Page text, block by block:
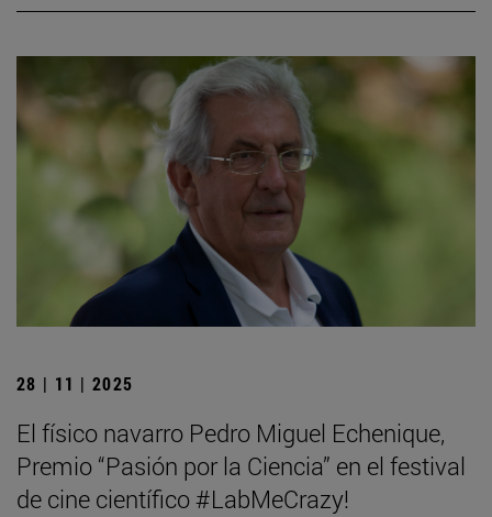
28 | 11 | 2025
El físico navarro Pedro Miguel Echenique,
Premio “Pasión por la Ciencia” en el festival
de cine científico #LabMeCrazy!